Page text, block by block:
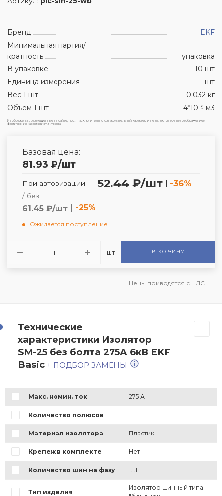
Бренд
EKF
Минимальная партия/
кратность
упаковка
В упаковке
10 шт
Единица измерения
шт
Вес 1 шт
0.032 кг
Объем 1 шт
4*10⁻⁵ м3
Изображения, размещенные на сайте, носят исключительно ознакомительный характер и не являются точным отображением
фактических характеристик товара.
Базовая цена:
81.93 ₽/шт
При авторизации: 52.44 ₽/шт | -36%
/ без:
61.45 ₽/шт | -25%
Ожидается поступление
шт В КОРЗИНУ
Цены приводятся с НДС
Технические
характеристики Изолятор
SM-25 без болта 275А 6кВ EKF
Basic + ПОДБОР ЗАМЕНЫ
Макс. номин. ток 275 А
Количество полюсов 1
Материал изолятора Пластик
Крепеж в комплекте Нет
Количество шин на фазу 1...1
Тип изделия
Изолятор шинный типа